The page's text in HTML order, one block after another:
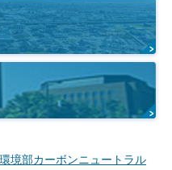
境部カーボンニュートラル